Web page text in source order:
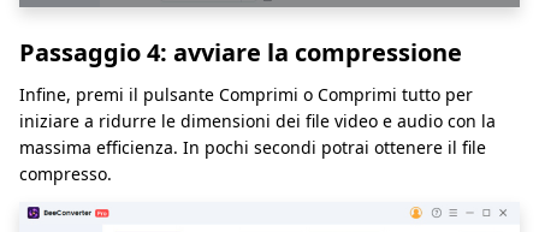
Passaggio 4: avviare la compressione
Infine, premi il pulsante Comprimi o Comprimi tutto per
iniziare a ridurre le dimensioni dei file video e audio con la
massima efficienza. In pochi secondi potrai ottenere il file
compresso.